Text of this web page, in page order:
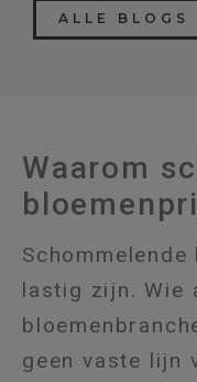
ALLE BLOGS
Waarom
lastig zijn. Wie
geen vaste lijn